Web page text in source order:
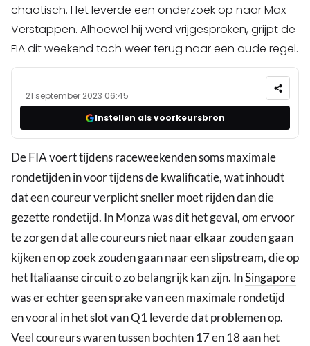
chaotisch. Het leverde een onderzoek op naar Max
Verstappen. Alhoewel hij werd vrijgesproken, grijpt de
FIA dit weekend toch weer terug naar een oude regel.
21 september 2023 06:45
Instellen als voorkeursbron
De FIA voert tijdens raceweekenden soms maximale
rondetijden in voor tijdens de kwalificatie, wat inhoudt
dat een coureur verplicht sneller moet rijden dan die
gezette rondetijd. In Monza was dit het geval, om ervoor
te zorgen dat alle coureurs niet naar elkaar zouden gaan
kijken en op zoek zouden gaan naar een slipstream, die op
het Italiaanse circuit o zo belangrijk kan zijn. InSingapore
was er echter geen sprake van een maximale rondetijd
en vooral in het slot van Q1 leverde dat problemen op.
Veel coureurs waren tussen bochten 17 en 18 aan het